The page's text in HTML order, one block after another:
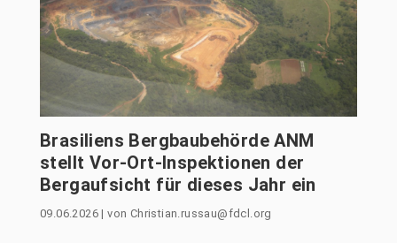
Brasiliens Bergbaubehörde ANM
stellt Vor-Ort-Inspektionen der
Bergaufsicht für dieses Jahr ein
09.06.2026|von Christian.russau@fdcl.org